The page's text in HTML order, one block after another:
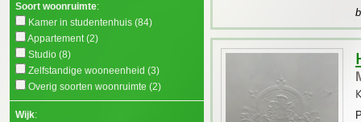
Soort woonruimte:
Kamer in studentenhuis (84)
Appartement(2)
Studio (8)
Zelfstandige wooneenheid (3)
Overig soorten woonruimte (2)
Wijk: